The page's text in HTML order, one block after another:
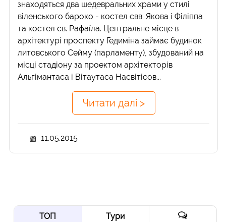
знаходяться два шедевральних храми у стилі
віленського бароко - костел свв. Якова і Філіппа
та костел св. Рафаїла. Центральне місце в
архітектурі проспекту Гедиміна займає будинок
литовського Сейму (парламенту), збудований на
місці стадіону за проектом архітекторів
Альгімантаса і Вітаутаса Насвітісов...
Читати далі >
11.05.2015
ТОП Тури